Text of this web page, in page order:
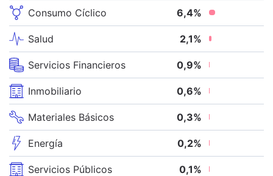
Consumo Cíclico 6,4%
Salud 2,1%
Servicios Financieros 0,9%
Inmobiliario 0,6%
Materiales Básicos 0,3%
Energía 0,2%
Servicios Públicos 0,1%